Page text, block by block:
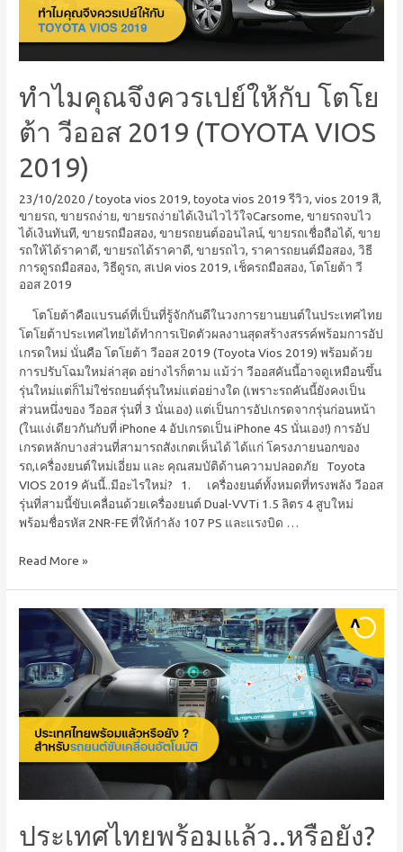
ทำไมคุณจึงควรเปย์ให้กับ โตโย
ต้า วีออส 2019 (TOYOTA VIOS
2019)
23/10/2020 /toyota vios 2019,toyota vios 2019 รีวิว,vios 2019 สี,
ขายรถ,ขายรถง่าย,ขายรถง่ายได้เงินไวไว้ใจCarsome,ขายรถจบไว
ได้เงินทันที,ขายรถมือสอง,ขายรถยนต์ออนไลน์,ขายรถเชื่อถือได้,ขาย
รถให้ได้ราคาดี,ขายรถได้ราคาดี,ขายรถไว,ราคารถยนต์มือสอง,วิธี
การดูรถมือสอง,วิธีดูรถ, สเปค vios 2019, เช็ครถมือสอง,โตโยต้า วี
ออส 2019
โตโยต้าคือแบรนด์ที่เป็นที่รู้จักกันดีในวงการยานยนต์ในประเทศไทย
โตโยต้าประเทศไทยได้ทำการเปิดตัวผลงานสุดสร้างสรรค์พร้อมการอัป
เกรดใหม่ นั่นคือ โตโยต้า วีออส 2019 (Toyota Vios 2019) พร้อมด้วย
การปรับโฉมใหม่ล่าสุด อย่างไรก็ตาม แม้ว่า วีออสคันนี้อาจดูเหมือนขึ้น
รุ่นใหม่แต่ก็ไม่ใช่รถยนต์รุ่นใหม่แต่อย่างใด (เพราะรถคันนี้ยังคงเป็น
ส่วนหนึ่งของ วีออส รุ่นที่ 3 นั่นเอง) แต่เป็นการอัปเกรดจากรุ่นก่อนหน้า
(ในแง่เดียวกันกับที่ iPhone 4 อัปเกรดเป็น iPhone 4S นั่นเอง!) การอัป
เกรดหลักบางส่วนที่สามารถสังเกตเห็นได้ ได้แก่ โครงภายนอกของ
รถ,เครื่องยนต์ใหม่เอี่ยม และ คุณสมบัติด้านความปลอดภัย Toyota
VIOS 2019 คันนี้..มีอะไรใหม่? 1. เครื่องยนต์ทั้งหมดที่ทรงพลัง วีออส
รุ่นที่สามนี้ขับเคลื่อนด้วยเครื่องยนต์ Dual-VVTi 1.5 ลิตร 4 สูบใหม่
พร้อมชื่อรหัส 2NR-FE ที่ให้กำลัง 107 PS และแรงบิด …
Read More »
ประเทศไทยพร้อมแล้ว..หรือยัง?